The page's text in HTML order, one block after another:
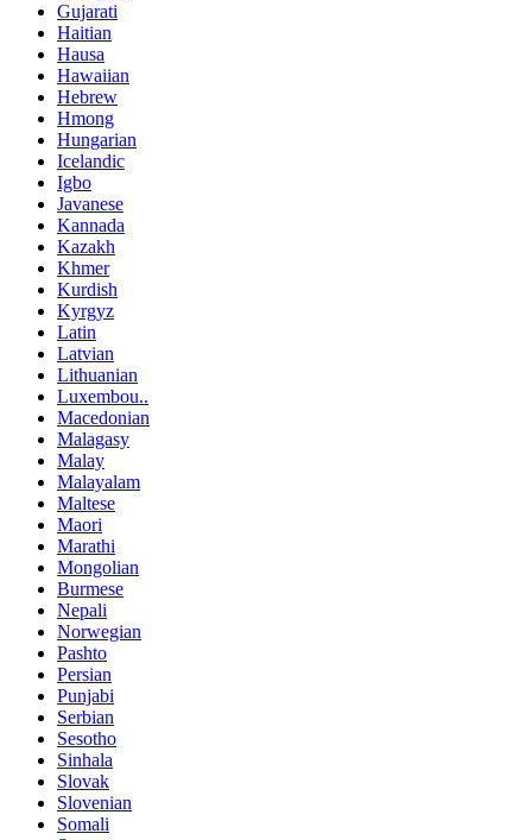
Gujarati
Haitian
Hausa
Hawaiian
Hebrew
Hmong
Hungarian
Icelandic
Igbo
Javanese
Kannada
Kazakh
Khmer
Kurdish
Kyrgyz
Latin
Latvian
Lithuanian
Luxembou..
Macedonian
Malagasy
Malay
Malayalam
Maltese
Maori
Marathi
Mongolian
Burmese
Nepali
Norwegian
Pashto
Persian
Punjabi
Serbian
Sesotho
Sinhala
Slovak
Slovenian
Somali